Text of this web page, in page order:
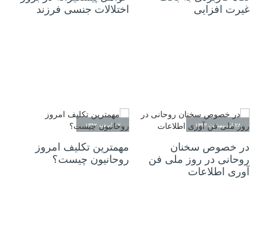
غیرت افزایی
اختلالات جنسی فرزند
۲۸ اردیبهشت ۱۳۹۳
در خصوص سخنان
روحانی در روز ملی فن
آوری اطلاعات
۰۷ اسفند ۱۳۹۲
مهمترین تکلیف امروز
روحانیون چیست؟